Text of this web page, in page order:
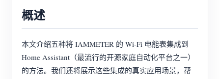
概述
本文介绍五种将 IAMMETER 的 Wi-Fi 电能表集成到
Home Assistant（最流行的开源家庭自动化平台之一）
的方法。我们还将展示这些集成的真实应用场景，帮